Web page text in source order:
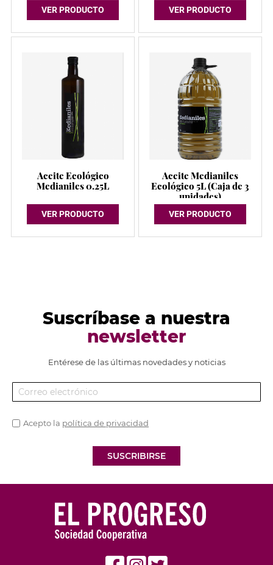
VER PRODUCTO VER PRODUCTO
Aceite Ecológico
Medianiles 0.25L
VER PRODUCTO
Aceite Medianiles
Ecológico 5L (Caja de 3
unidades)
VER PRODUCTO
Suscríbase a nuestra
newsletter
Entérese de las últimas novedades y noticias
SUSCRIBIRSE
Acepto la política de privacidad